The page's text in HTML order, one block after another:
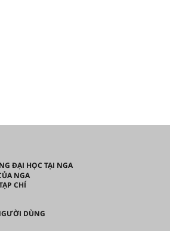
ĐẠI HỌC TẠI NGA
NGA
CHÍ
DÙNG